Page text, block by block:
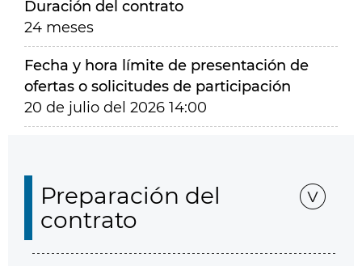
Duración del contrato
24 meses
Fecha y hora límite de presentación de
ofertas o solicitudes de participación
20 de julio del 2026 14:00
Preparación del
contrato